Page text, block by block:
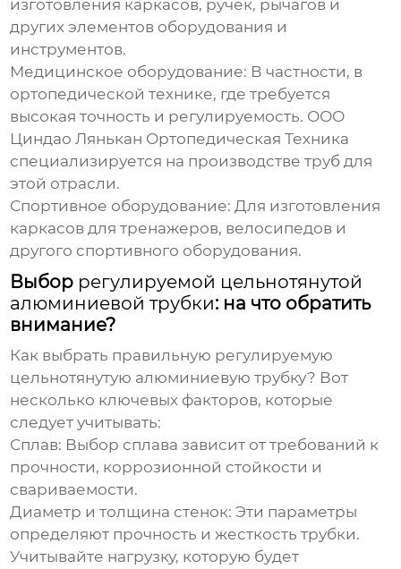
изготовления каркасов, ручек, рычагов и
других элементов оборудования и
инструментов.
Медицинское оборудование: В частности, в
ортопедической технике, где требуется
высокая точность и регулируемость. ООО
Циндао Лянькан Ортопедическая Техника
специализируется на производстве труб для
этой отрасли.
Спортивное оборудование: Для изготовления
каркасов для тренажеров, велосипедов и
другого спортивного оборудования.
Выбор регулируемой цельнотянутой
алюминиевой трубки: на что обратить
внимание?
Как выбрать правильную регулируемую
цельнотянутую алюминиевую трубку? Вот
несколько ключевых факторов, которые
следует учитывать:
Сплав: Выбор сплава зависит от требований к
прочности, коррозионной стойкости и
свариваемости.
Диаметр и толщина стенок: Эти параметры
определяют прочность и жесткость трубки.
Учитывайте нагрузку, которую будет